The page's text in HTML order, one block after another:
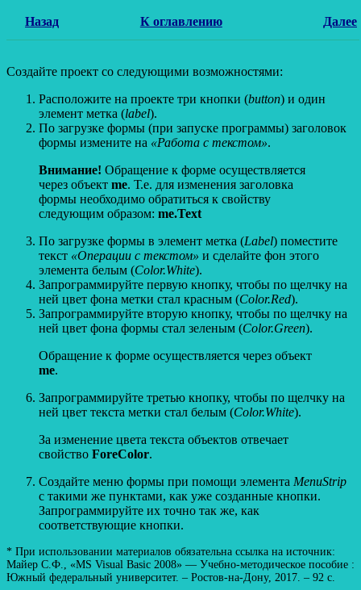
Назад К оглавлению Далее
Создайте проект со следующими возможностями:
Расположите на проекте три кнопки (button) и один
элемент метка (label).
По загрузке формы (при запуске программы) заголовок
формы измените на «Работа с текстом».
Внимание! Обращение к форме осуществляется
через объект me. Т.е. для изменения заголовка
формы необходимо обратиться к свойству
следующим образом: me.Text
По загрузке формы в элемент метка (Label) поместите
текст «Операции с текстом» и сделайте фон этого
элемента белым (Color.White).
Запрограммируйте первую кнопку, чтобы по щелчку на
ней цвет фона метки стал красным (Color.Red).
Запрограммируйте вторую кнопку, чтобы по щелчку на
ней цвет фона формы стал зеленым (Color.Green).
Обращение к форме осуществляется через объект
me.
Запрограммируйте третью кнопку, чтобы по щелчку на
ней цвет текста метки стал белым (Color.White).
За изменение цвета текста объектов отвечает
свойство ForeColor.
Создайте меню формы при помощи элемента MenuStrip
с такими же пунктами, как уже созданные кнопки.
Запрограммируйте их точно так же, как
соответствующие кнопки.
* При использовании материалов обязательна ссылка на источник:
Майер С.Ф., «MS Visual Basic 2008» — Учебно-методическое пособие :
Южный федеральный университет. – Ростов-на-Дону, 2017. – 92 с.